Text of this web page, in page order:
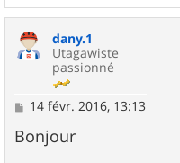
dany.1
Utagawiste
passionné
M
s
s
14 févr. 2016, 13:13
Bonjour